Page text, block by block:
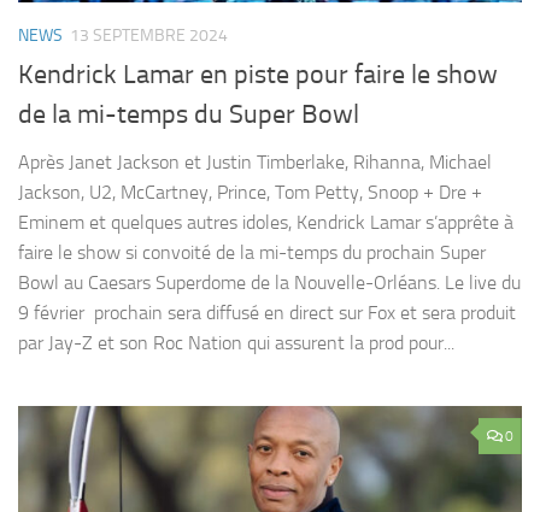
NEWS 13 SEPTEMBRE 2024
Kendrick Lamar en piste pour faire le show
de la mi-temps du Super Bowl
Après Janet Jackson et Justin Timberlake, Rihanna, Michael
Jackson, U2, McCartney, Prince, Tom Petty, Snoop + Dre +
Eminem et quelques autres idoles, Kendrick Lamar s’apprête à
faire le show si convoité de la mi-temps du prochain Super
Bowl au Caesars Superdome de la Nouvelle-Orléans. Le live du
9 février prochain sera diffusé en direct sur Fox et sera produit
par Jay-Z et son Roc Nation qui assurent la prod pour...
0